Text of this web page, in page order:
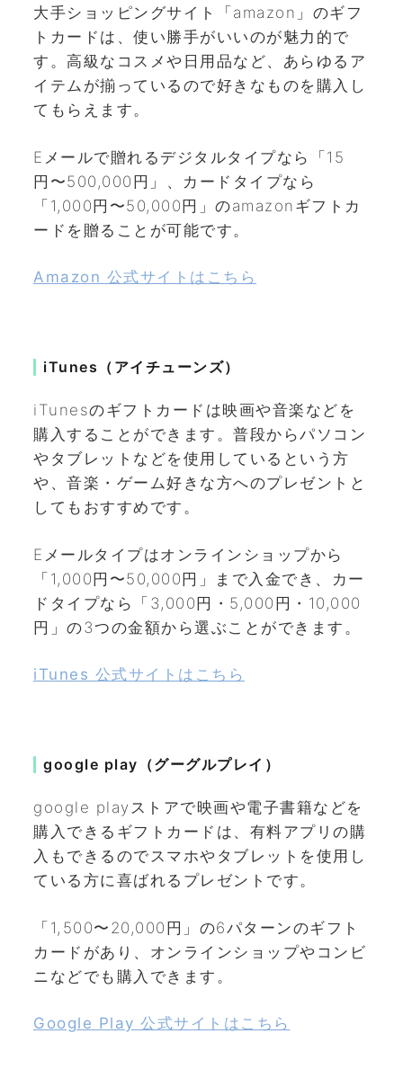
大手ショッピングサイト「amazon」のギフ
トカードは、使い勝手がいいのが魅力的で
す。高級なコスメや日用品など、あらゆるア
イテムが揃っているので好きなものを購入し
てもらえます。
Eメールで贈れるデジタルタイプなら「15
円〜500,000円」、カードタイプなら
「1,000円〜50,000円」のamazonギフトカ
ードを贈ることが可能です。
Amazon 公式サイトはこちら
iTunes（アイチューンズ）
iTunesのギフトカードは映画や音楽などを
購入することができます。普段からパソコン
やタブレットなどを使用しているという方
や、音楽・ゲーム好きな方へのプレゼントと
してもおすすめです。
Eメールタイプはオンラインショップから
「1,000円〜50,000円」まで入金でき、カー
ドタイプなら「3,000円・5,000円・10,000
円」の3つの金額から選ぶことができます。
iTunes 公式サイトはこちら
google play（グーグルプレイ）
google playストアで映画や電子書籍などを
購入できるギフトカードは、有料アプリの購
入もできるのでスマホやタブレットを使用し
ている方に喜ばれるプレゼントです。
「1,500〜20,000円」の6パターンのギフト
カードがあり、オンラインショップやコンビ
ニなどでも購入できます。
Google Play 公式サイトはこちら